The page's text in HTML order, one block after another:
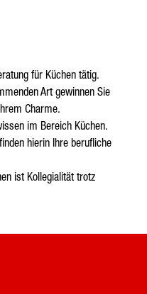
für Küchen tätig.
Art gewinnen Sie
Charme.
im Bereich Küchen.
hierin Ihre berufliche
ist Kollegialität trotz